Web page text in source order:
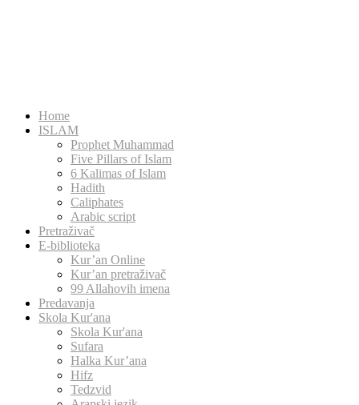
Home
ISLAM
Prophet Muhammad
Five Pillars of Islam
6 Kalimas of Islam
Hadith
Caliphates
Arabic script
Pretraživač
E-biblioteka
Kur’an Online
Kur’an pretraživač
99 Allahovih imena
Predavanja
Skola Kur'ana
Skola Kur'ana
Sufara
Halka Kur’ana
Hifz
Tedzvid